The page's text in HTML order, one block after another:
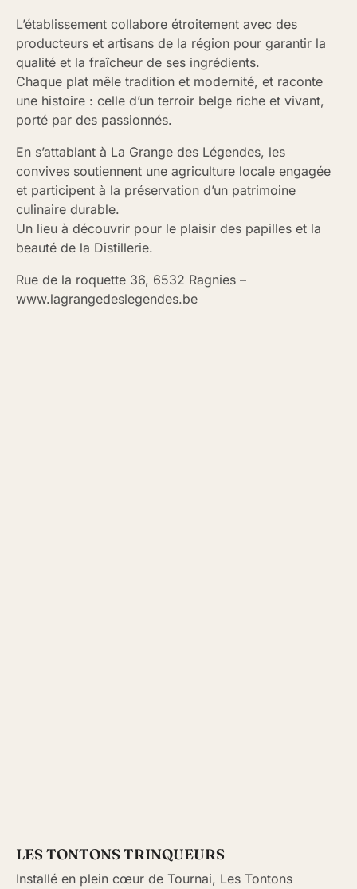
L’établissement collabore étroitement avec des
producteurs et artisans de la région pour garantir la
qualité et la fraîcheur de ses ingrédients.
Chaque plat mêle tradition et modernité, et raconte
une histoire : celle d’un terroir belge riche et vivant,
porté par des passionnés.
En s’attablant à La Grange des Légendes, les
convives soutiennent une agriculture locale engagée
et participent à la préservation d’un patrimoine
culinaire durable.
Un lieu à découvrir pour le plaisir des papilles et la
beauté de la Distillerie.
Rue de la roquette 36, 6532 Ragnies –
www.lagrangedeslegendes.be
LES TONTONS TRINQUEURS
Installé en plein cœur de Tournai, Les Tontons